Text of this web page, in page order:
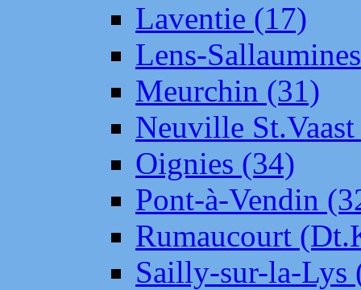
Laventie (17)
Lens-
Meurchin (31)
Neuville
Oignies (34)
Pont-à-Vendin
Rumaucourt
Sailly-sur-la-Lys